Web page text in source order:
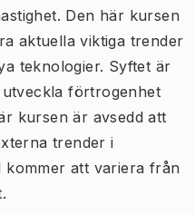
Den här kursen
aktuella viktiga trender
teknologier. Syftet är
förtrogenhet
kursen är avsedd att
trender i
kommer att variera från